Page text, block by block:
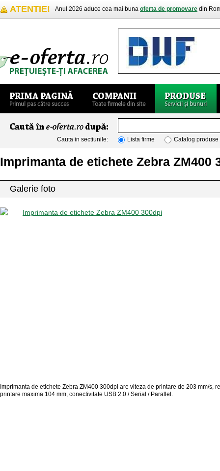
ATENTIE! Anul 2026 aduce cea mai buna oferta de promovare din
Cauta in sectiunile: Lista firme Catalog produse
Imprimanta de etichete Zebra ZM400
Galerie foto
Imprimanta de etichete Zebra ZM400 300dpi are viteza de printare de 203 mm/s,
printare maxima 104 mm, conectivitate USB 2.0 / Serial / Parallel.